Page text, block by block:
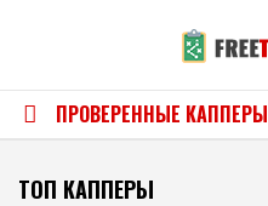
ПРОВЕРЕННЫЕ КАППЕРЫ
ТОП КАППЕРЫ